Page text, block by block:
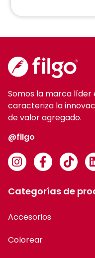
Somos la marca líder
caracteriza la
de valor agregado.
@filgo
Categorías de
Accesorios
Colorear